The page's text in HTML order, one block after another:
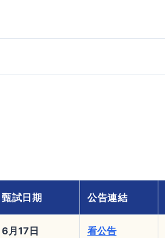
甄試日期 公告連結
6月17日 看公告